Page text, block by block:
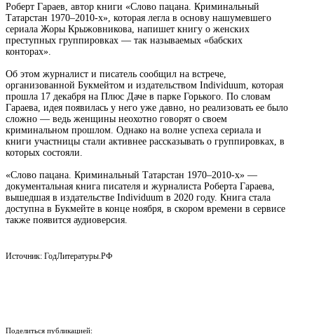
Роберт Гараев, автор книги «Слово пацана. Криминальный
Татарстан 1970–2010-х», которая легла в основу нашумевшего
сериала Жоры Крыжовникова, напишет книгу о женских
преступных группировках — так называемых «бабских
конторах».
Об этом журналист и писатель сообщил на встрече,
организованной Букмейтом и издательством Individuum, которая
прошла 17 декабря на Плюс Даче в парке Горького. По словам
Гараева, идея появилась у него уже давно, но реализовать ее было
сложно — ведь женщины неохотно говорят о своем
криминальном прошлом. Однако на волне успеха сериала и
книги участницы стали активнее рассказывать о группировках, в
которых состояли.
«Слово пацана. Криминальный Татарстан 1970–2010-х» —
документальная книга писателя и журналиста Роберта Гараева,
вышедшая в издательстве Individuum в 2020 году. Книга стала
доступна в Букмейте в конце ноября, в скором времени в сервисе
также появится аудиоверсия.
Источник: ГодЛитературы.РФ
Поделиться публикацией: